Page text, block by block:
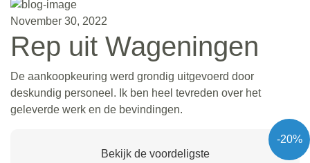
November 30, 2022
Rep uit Wageningen
De aankoopkeuring werd grondig uitgevoerd door
deskundig personeel. Ik ben heel tevreden over het
geleverde werk en de bevindingen.
-20%
Bekijk de voordeligste